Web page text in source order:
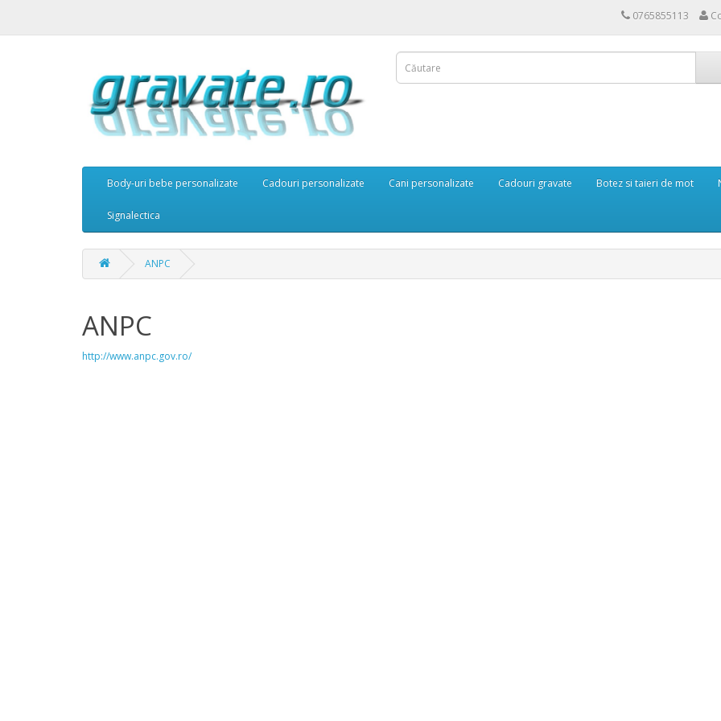
0765855113
Body-uri bebe personalizate Cadouri personalizate Cani personalizate Cadouri gravate Botez si taieri de mot
Signalectica
ANPC
ANPC
http://www.anpc.gov.ro/